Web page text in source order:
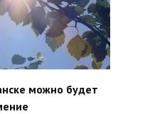
можно будет